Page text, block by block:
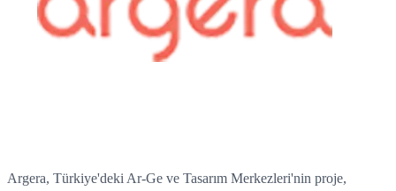
Argera, Türkiye'deki Ar-Ge ve Tasarım Merkezleri'nin proje,